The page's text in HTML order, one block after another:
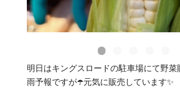
明日はキングスロードの駐車場にて野菜
雨予報ですが☂️元気に販売しています✨